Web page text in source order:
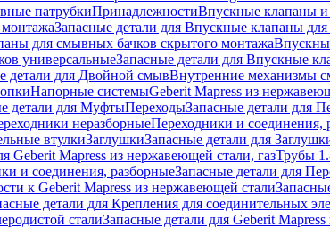
патрубкиПринадлежностиВпускные клапаны
Запасные детали для Впускные клапаны
для смывных бачков скрытого монтажа
универсальныеЗапасные детали для Впускные
детали для Двойной смывВнутренние механизмы
Напорные системыGeberit Mapress из
детали для МуфтыПереходыЗапасные детали для
неразборныеПереходники и соединения,
втулкиЗаглушкиЗапасные детали для
Geberit Mapress из нержавеющей стали, газТрубы
и соединения, разборныеЗапасные детали для
к Geberit Mapress из нержавеющей стали
детали для Крепления для соединительных
сталиЗапасные детали для Geberit Mapress